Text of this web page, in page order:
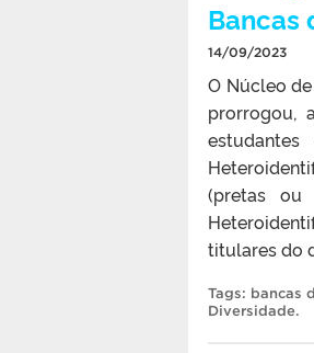
Bancas
14/09/2023
O Núcleo
prorrogou,
(pretas ou
titulares do
Tags: bancas
Diversidade.